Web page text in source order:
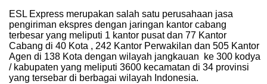
ESL Express merupakan salah satu perusahaan jasa
pengiriman ekspres dengan jaringan kantor cabang
terbesar yang meliputi 1 kantor pusat dan 77 Kantor
Cabang di 40 Kota , 242 Kantor Perwakilan dan 505 Kantor
Agen di 138 Kota dengan wilayah jangkauan ke 300 kodya
/ kabupaten yang meliputi 3600 kecamatan di 34 provinsi
yang tersebar di berbagai wilayah Indonesia.